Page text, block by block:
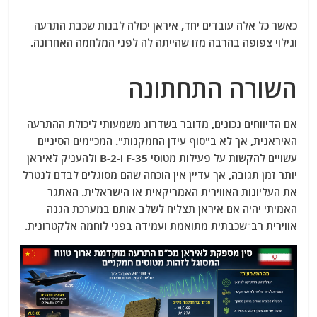
כאשר כל אלה עובדים יחד, איראן יכולה לבנות שכבת התרעה
וגילוי צפופה בהרבה מזו שהייתה לה לפני המלחמה האחרונה.
השורה התחתונה
אם הדיווחים נכונים, מדובר בשדרוג משמעותי ליכולת ההתרעה
האיראנית, אך לא ב"סוף עידן החמקנות". המכ"מים הסיניים
עשויים להקשות על פעילות מטוסי F-35 ו-B-2 ולהעניק לאיראן
יותר זמן תגובה, אך עדיין אין הוכחה שהם מסוגלים לבדם לנטרל
את העליונות האווירית האמריקאית או הישראלית. האתגר
האמיתי יהיה אם איראן תצליח לשלב אותם במערכת הגנה
אווירית רב־שכבתית מתואמת ועמידה בפני לוחמה אלקטרונית.